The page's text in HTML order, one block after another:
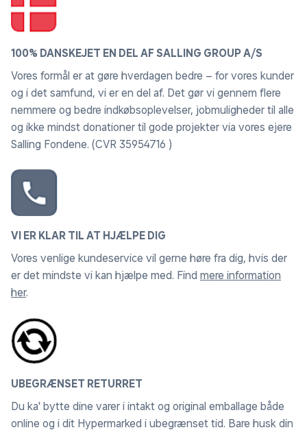
100% DANSKEJET EN DEL AF SALLING GROUP A/S
Vores formål er at gøre hverdagen bedre – for vores kunder
og i det samfund, vi er en del af. Det gør vi gennem flere
nemmere og bedre indkøbsoplevelser, jobmuligheder til alle
og ikke mindst donationer til gode projekter via vores ejere
Salling Fondene. (CVR 35954716 )
VI ER KLAR TIL AT HJÆLPE DIG
Vores venlige kundeservice vil gerne høre fra dig, hvis der
er det mindste vi kan hjælpe med. Find mere information
her.
UBEGRÆNSET RETURRET
Du ka' bytte dine varer i intakt og original emballage både
online og i dit Hypermarked i ubegrænset tid. Bare husk din